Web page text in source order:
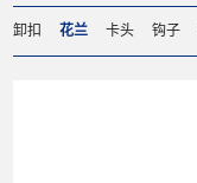
卸扣 花兰 卡头 钩子